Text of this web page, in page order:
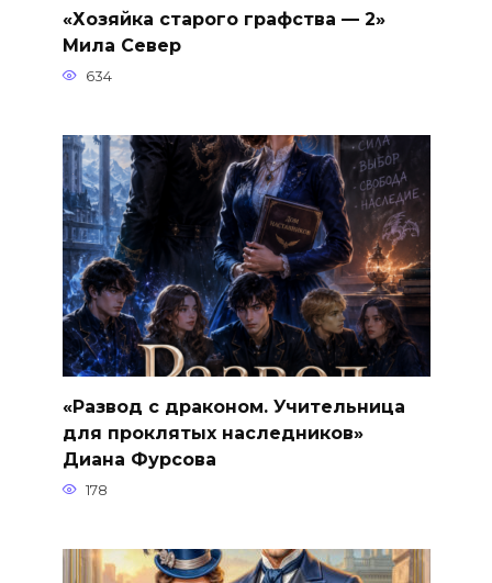
«Хозяйка старого графства — 2»
Мила Север
634
«Развод с драконом. Учительница
для проклятых наследников»
Диана Фурсова
178